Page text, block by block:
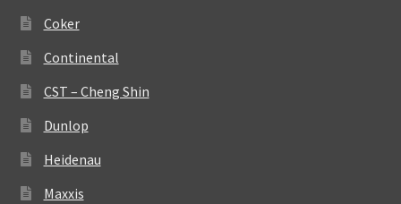
Coker
Continental
CST – Cheng Shin
Dunlop
Heidenau
Maxxis